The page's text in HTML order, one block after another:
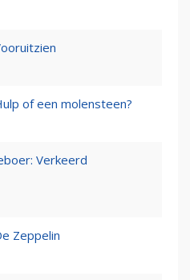
of een molensteen?
Verkeerd
Zeppelin